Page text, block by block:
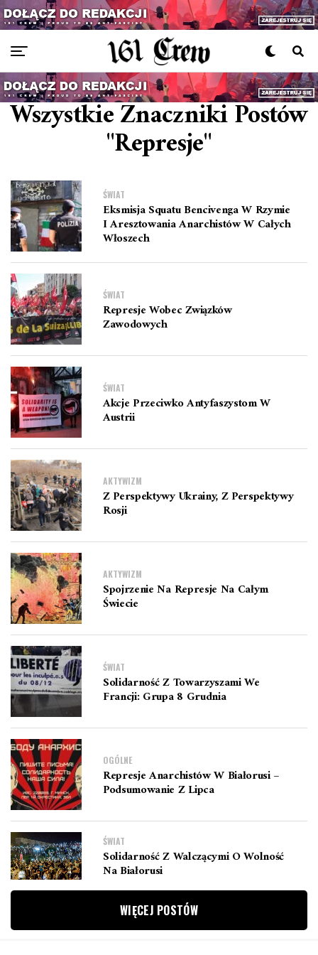
Wszystkie Znaczniki Postów
"represje"
ŚWIAT
Eksmisja Squatu Bencivenga W Rzymie
I Aresztowania Anarchistów W Całych
Włoszech
ŚWIAT
Represje Wobec Związków
Zawodowych
ŚWIAT
Akcje Przeciwko Antyfaszystom W
Austrii
AKTYWIZM
Z Perspektywy Ukrainy, Z Perspektywy
Rosji
AKTYWIZM
Spojrzenie Na Represje Na Całym
Świecie
ŚWIAT
Solidarność Z Towarzyszami We
Francji: Grupa 8 Grudnia
OGÓLNE
Represje Anarchistów W Białorusi –
Podsumowanie Z Lipca
ŚWIAT
Solidarność Z Walczącymi O Wolność
Na Białorusi
WIĘCEJ POSTÓW